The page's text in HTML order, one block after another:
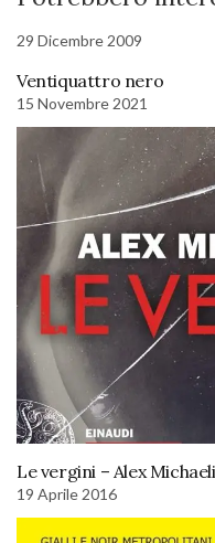
29 Dicembre 2009
Ventiquattro nero
15 Novembre 2021
Le vergini – Alex
19 Aprile 2016